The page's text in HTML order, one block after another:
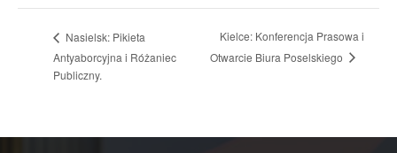
Nasielsk: Pikieta
Antyaborcyjna i Różaniec
Publiczny.
Kielce: Konferencja Prasowa i
Otwarcie Biura Poselskiego